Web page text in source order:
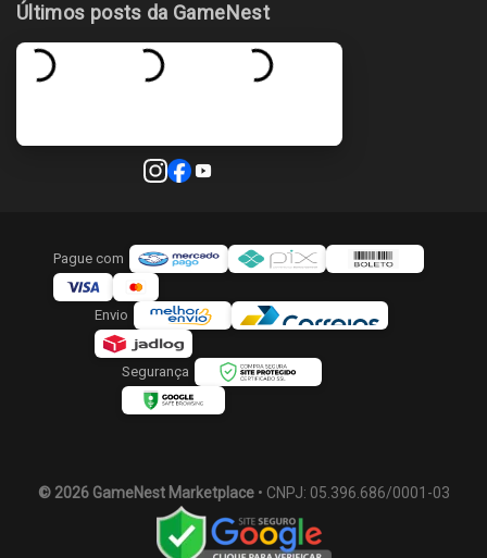
Últimos posts da GameNest
Pague com
Envio
Segurança
© 2026 GameNest Marketplace• CNPJ: 05.396.686/0001-03